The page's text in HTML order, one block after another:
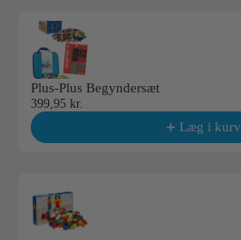
Plus-Plus Begyndersæt
399,95 kr.
Læg i kurv